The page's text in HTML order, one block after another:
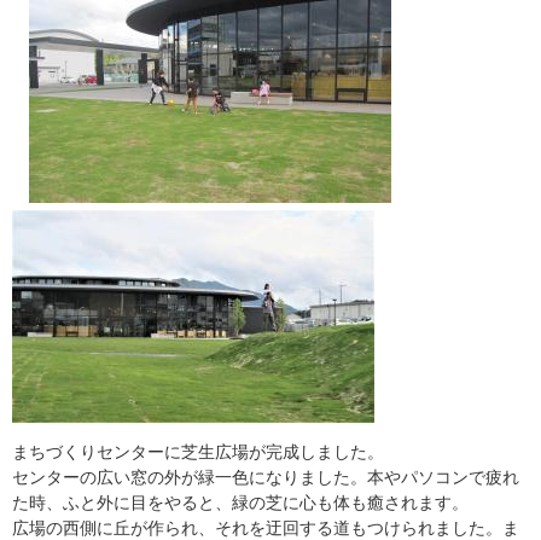
まちづくりセンターに芝生広場が完成しました。
センターの広い窓の外が緑一色になりました。本やパソコンで疲れ
た時、ふと外に目をやると、緑の芝に心も体も癒されます。
広場の西側に丘が作られ、それを迂回する道もつけられました。ま